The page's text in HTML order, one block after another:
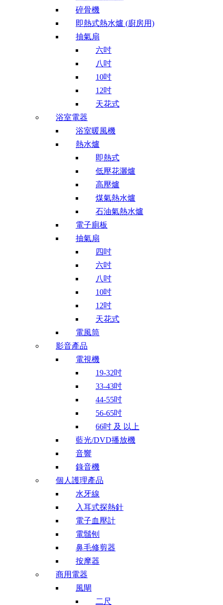
碎骨機
即熱式熱水爐 (廚房用)
抽氣扇
六吋
八吋
10吋
12吋
天花式
浴室電器
浴室暖風機
熱水爐
即熱式
低壓花灑爐
高壓爐
煤氣熱水爐
石油氣熱水爐
電子廁板
抽氣扇
四吋
六吋
八吋
10吋
12吋
天花式
電風筒
影音產品
電視機
19-32吋
33-43吋
44-55吋
56-65吋
66吋 及 以上
藍光/DVD播放機
音響
錄音機
個人護理產品
水牙線
入耳式探熱針
電子血壓計
電鬚刨
鼻毛修剪器
按摩器
商用電器
風閘
二尺